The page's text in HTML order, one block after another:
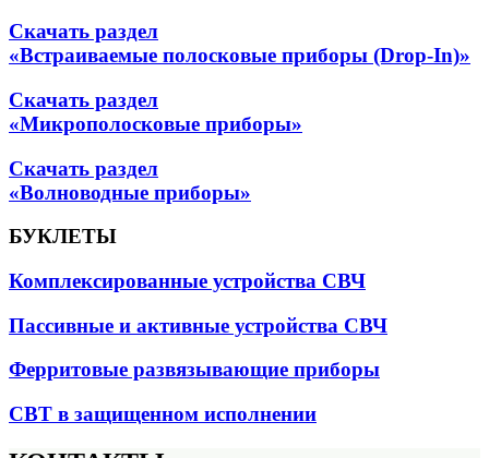
Скачать раздел
«Встраиваемые полосковые приборы (Drop-In)»
Скачать раздел
«Микрополосковые приборы»
Скачать раздел
«Волноводные приборы»
БУКЛЕТЫ
Комплексированные устройства СВЧ
Пассивные и активные устройства СВЧ
Ферритовые развязывающие приборы
СВТ в защищенном исполнении